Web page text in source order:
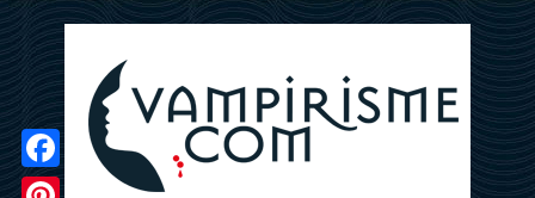
Facebook